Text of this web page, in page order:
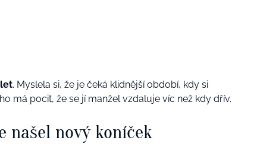
. Myslela si, že je čeká klidnější období, kdy si
má pocit, že se jí manžel vzdaluje víc než kdy dřív.
našel nový koníček